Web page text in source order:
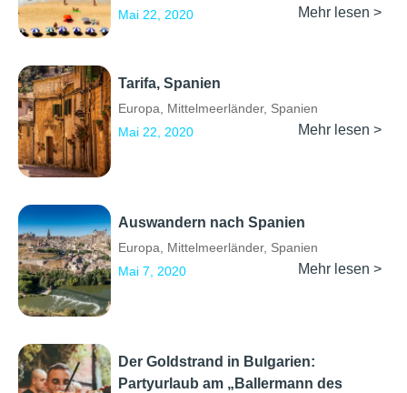
Mai 22, 2020
Mehr lesen >
Tarifa, Spanien
Europa, Mittelmeerländer, Spanien
Mai 22, 2020
Mehr lesen >
Auswandern nach Spanien
Europa, Mittelmeerländer, Spanien
Mai 7, 2020
Mehr lesen >
Der Goldstrand in Bulgarien:
Partyurlaub am „Ballermann des